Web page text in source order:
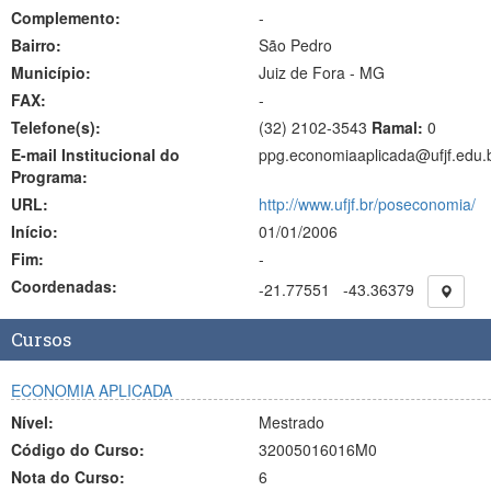
Complemento:
-
Bairro:
São Pedro
Município:
Juiz de Fora - MG
FAX:
-
Telefone(s):
(32) 2102-3543 Ramal: 0
E-mail Institucional do
Programa:
URL:
http://www.ufjf.br/poseconomia/
Início:
01/01/2006
Fim:
-
Coordenadas:
-21.77551 -43.36379
Cursos
ECONOMIA APLICADA
Nível:
Mestrado
Código do Curso:
32005016016M0
Nota do Curso:
6